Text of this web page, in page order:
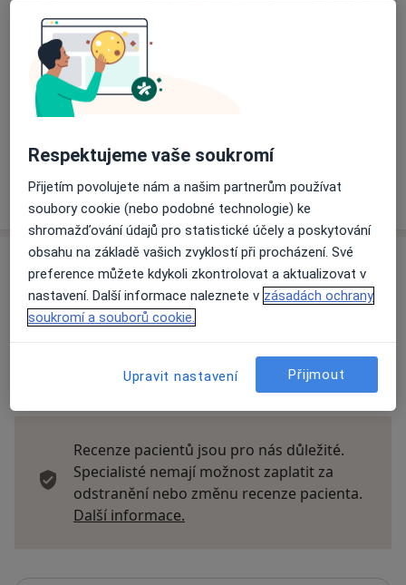
Dostupnost
Na této adrese online kalendář není aktivní
Co mám v takové situaci udělat?
Způsoby platby (soukromé návštěvy)
Na teto adrese lékař přijímá pacienty na pojišťovnu
Detaily
Víceo adrese
Názory
Přidejte svůj názor
Recenze pacientů jsou pro nás důležité.
Specialisté nemají možnost zaplatit za
odstranění nebo změnu recenze pacienta.
Další informace.
Respektujeme vaše soukromí
Přijetím povolujete nám a našim partnerům používat
soubory cookie (nebo podobné technologie) ke
shromažďování údajů pro statistické účely a poskytování
obsahu na základě vašich zvyklostí při procházení. Své
preference můžete kdykoli zkontrolovat a aktualizovat v
nastavení. Další informace naleznete v zásadách ochrany
soukromí a souborů cookie.
Upravit nastavení Přijmout